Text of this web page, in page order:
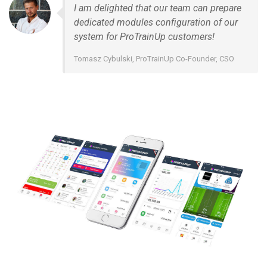
I am delighted that our team can prepare
dedicated modules configuration of our
system for ProTrainUp customers!
Tomasz Cybulski, ProTrainUp Co-Founder, CSO